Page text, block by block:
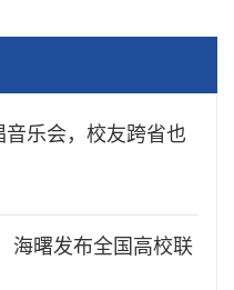
音乐会，校友跨省也
海曙发布全国高校联